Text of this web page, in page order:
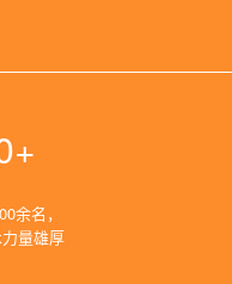
余名，
量雄厚